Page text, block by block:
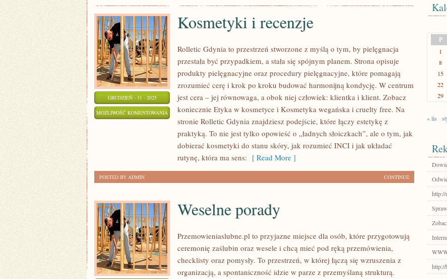
GRUDZIEŃ - 31 - 2025
MOŻLIWOŚĆ KOMENTOWANIA KOSMETYKI
RECENZJE
Kosmetyki i recenzje
Rolletic Gdynia to przestrzeń stworzone z myślą o tym, by pielęgnacja
przestała być przypadkiem, a stała się spójnym planem. Strona opisuje
produkty pielęgnacyjne oraz procedury pielęgnacyjne, które pomagają
zrozumieć cerę i krok po kroku budować harmonijną kondycję. W centrum
jest cera – jej równowaga, a obok niej człowiek: klientka i klient. Zobacz
koniecznie Etyka w kosmetyce i Kosmetyka wegańska i cruelty free. Na
stronie Rolletic Gdynia znajdziesz podejście, które łączy estetykę z
praktyką. To nie jest tylko opowieść o „ładnych słoiczkach”, ale o tym, jak
dobierać kosmetyki do stanu skóry, jak rozumieć INCI i jak układać
rutynę, która ma sens: [ Read More ]
CONTINUE
POSTED BY ADMIN
Weselne porady
Przemowieniaslubne.pl to przyjazne miejsce dla osób, które przygotowują
ceremonię zaślubin oraz wesele i chcą mieć pod ręką przemówienia,
checklisty oraz pomysły. To przestrzeń, w której łączą się wzruszenia z
organizacją, a spontaniczność idzie w parze z przemyślaną strukturą.
P
1
8
15
22
29
« lis
http://
http://